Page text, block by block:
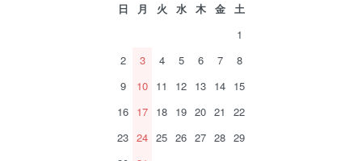
日 月 火 水 木 金
土
1
2
3 4 5 6 7
8
9
10 11 12 13 14 15
16 17 18 19 20 21
22
23 24 25 26 27 28 29